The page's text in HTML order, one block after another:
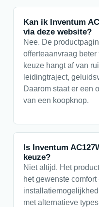
Kan ik Inventum
via deze website?
Nee. De
offerteaanvraag
keuze hangt af van
leidingtraject,
Daarom staat er een
van een koopknop.
Is Inventum
keuze?
Niet altijd. Het
het gewenste comfort
met alternatieve